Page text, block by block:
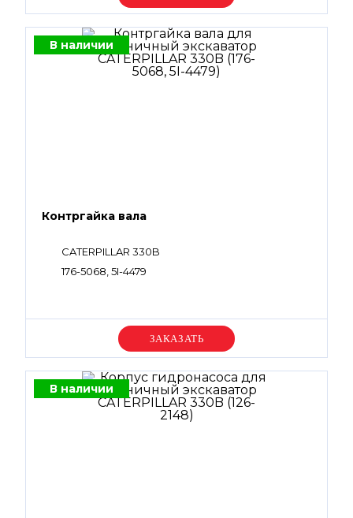
В наличии
Контргайка вала
CATERPILLAR 330B
176-5068, 5I-4479
Уточняйте цену
В наличии